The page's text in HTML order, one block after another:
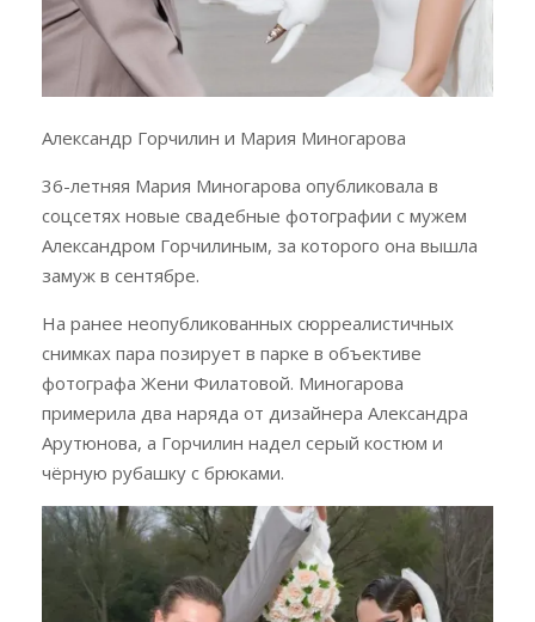
Александр Горчилин и Мария Миногарова
36-летняя Мария Миногарова опубликовала в
соцсетях новые свадебные фотографии с мужем
Александром Горчилиным, за которого она вышла
замуж в сентябре.
На ранее неопубликованных сюрреалистичных
снимках пара позирует в парке в объективе
фотографа Жени Филатовой. Миногарова
примерила два наряда от дизайнера Александра
Арутюнова, а Горчилин надел серый костюм и
чёрную рубашку с брюками.